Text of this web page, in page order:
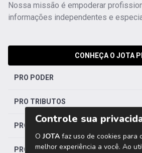
Nossa missão é empoderar
informações independentes e
CONHEÇA O JOTA
PRO PODER
PRO TRIBUTOS
PRO TRABALHISTA
PRO SAÚDE